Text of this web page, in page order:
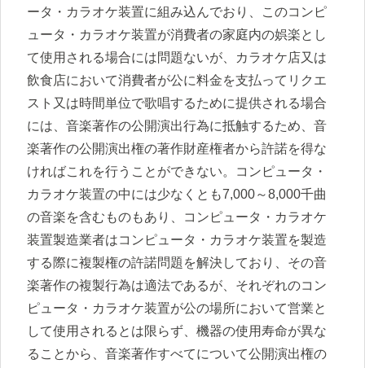
ータ・カラオケ装置に組み込んでおり、このコンピ
ュータ・カラオケ装置が消費者の家庭内の娯楽とし
て使用される場合には問題ないが、カラオケ店又は
飲食店において消費者が公に料金を支払ってリクエ
スト又は時間単位で歌唱するために提供される場合
には、音楽著作の公開演出行為に抵触するため、音
楽著作の公開演出権の著作財産権者から許諾を得な
ければこれを行うことができない。コンピュータ・
カラオケ装置の中には少なくとも7,000～8,000千曲
の音楽を含むものもあり、コンピュータ・カラオケ
装置製造業者はコンピュータ・カラオケ装置を製造
する際に複製権の許諾問題を解決しており、その音
楽著作の複製行為は適法であるが、それぞれのコン
ピュータ・カラオケ装置が公の場所において営業と
して使用されるとは限らず、機器の使用寿命が異な
ることから、音楽著作すべてについて公開演出権の